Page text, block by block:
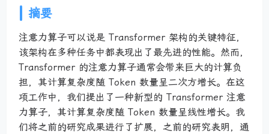
摘要
注意力算子可以说是 Transformer 架构的关键特征，
该架构在多种任务中都表现出了最先进的性能。然而，
Transformer 的注意力算子通常会带来巨大的计算负
担，其计算复杂度随 Token 数量呈二次方增长。在这
项工作中，我们提出了一种新型的 Transformer 注意
力算子，其计算复杂度随 Token 数量呈线性增长。我
们将之前的研究成果进行了扩展，之前的研究表明，通